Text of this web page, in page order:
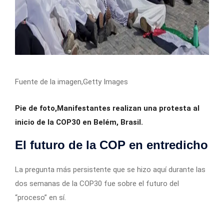
Fuente de la imagen,Getty Images
Pie de foto,Manifestantes realizan una protesta al
inicio de la COP30 en Belém, Brasil.
El futuro de la COP en entredicho
La pregunta más persistente que se hizo aquí durante las
dos semanas de la COP30 fue sobre el futuro del
“proceso” en sí.